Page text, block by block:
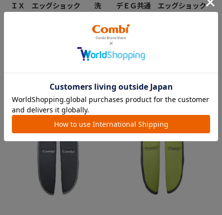
ＩＸ エッグショック 洗
※左右２枚必要です（左右共通
デＥＧ共通 エッグショック
背の発泡スチロールに貼って
いる黄色の『エッグショック
パッド』となります（シール
付）
￥1,320